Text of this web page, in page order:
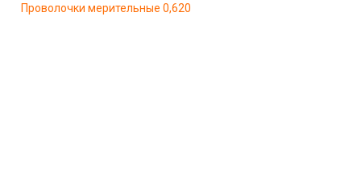
Проволочки мерительные 0,620